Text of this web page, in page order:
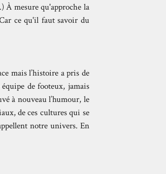
À mesure qu'approche la
ce qu'il faut savoir du
mais l’histoire a pris de
de footeux, jamais
à nouveau l’humour, le
de ces cultures qui se
notre univers. En